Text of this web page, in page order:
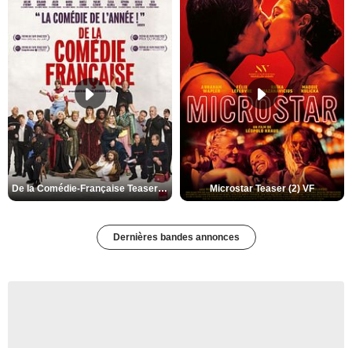
De la Comédie-Française Teaser (3) VF Microstar Teaser (2) VF
Dernières bandes annonces